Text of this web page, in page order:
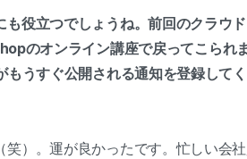
役立つでしょうね。前回のクラウド
のオンライン講座で戻ってこられ
うすぐ公開される通知を登録して
笑）。運が良かったです。忙しい会